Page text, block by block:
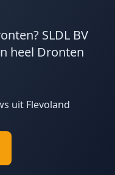
SLDL BV
heel Dronten
uit Flevoland